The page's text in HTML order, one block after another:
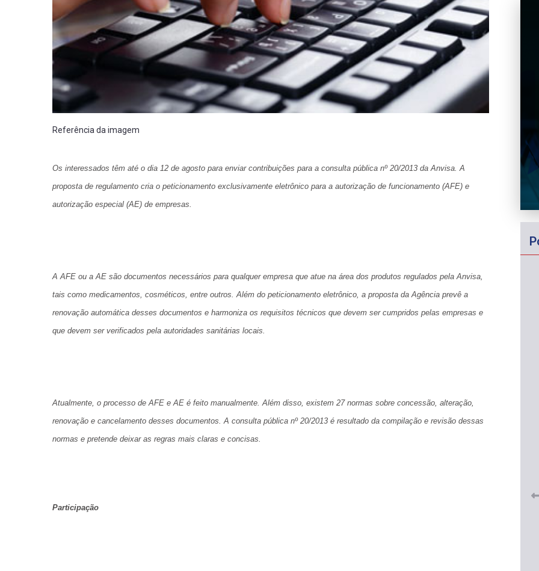
Referência da imagem
Os interessados têm até o dia 12 de agosto para enviar contribuições para a consulta pública nº 20/2013 da Anvisa. A
proposta de regulamento cria o peticionamento exclusivamente eletrônico para a autorização de funcionamento (AFE) e
autorização especial (AE) de empresas.
A AFE ou a AE são documentos necessários para qualquer empresa que atue na área dos produtos regulados pela Anvisa,
tais como medicamentos, cosméticos, entre outros. Além do peticionamento eletrônico, a proposta da Agência prevê a
renovação automática desses documentos e harmoniza os requisitos técnicos que devem ser cumpridos pelas empresas e
que devem ser verificados pela autoridades sanitárias locais.
Atualmente, o processo de AFE e AE é feito manualmente. Além disso, existem 27 normas sobre concessão, alteração,
renovação e cancelamento desses documentos. A consulta pública nº 20/2013 é resultado da compilação e revisão dessas
normas e pretende deixar as regras mais claras e concisas.
Participação
CRF-AL reforça importância do
farmacêutico em nova resolução